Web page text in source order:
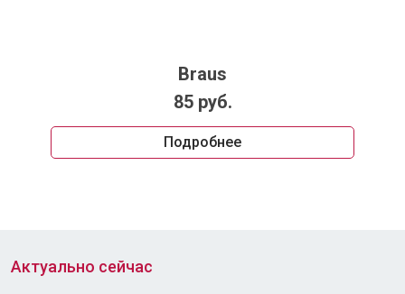
Braus
85 руб.
Подробнее
Актуально сейчас